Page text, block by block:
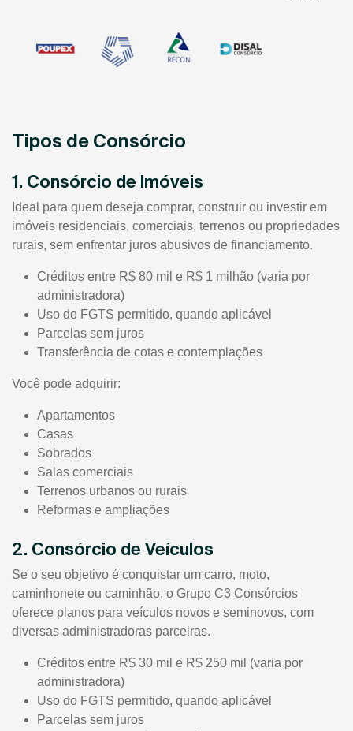
Tipos de Consórcio
1. Consórcio de Imóveis
Ideal para quem deseja comprar, construir ou investir em
imóveis residenciais, comerciais, terrenos ou propriedades
rurais, sem enfrentar juros abusivos de financiamento.
Créditos entre R$ 80 mil e R$ 1 milhão (varia por
administradora)
Uso do FGTS permitido, quando aplicável
Parcelas sem juros
Transferência de cotas e contemplações
Você pode adquirir:
Apartamentos
Casas
Sobrados
Salas comerciais
Terrenos urbanos ou rurais
Reformas e ampliações
2. Consórcio de Veículos
Se o seu objetivo é conquistar um carro, moto,
caminhonete ou caminhão, o Grupo C3 Consórcios
oferece planos para veículos novos e seminovos, com
diversas administradoras parceiras.
Créditos entre R$ 30 mil e R$ 250 mil (varia por
administradora)
Uso do FGTS permitido, quando aplicável
Parcelas sem juros